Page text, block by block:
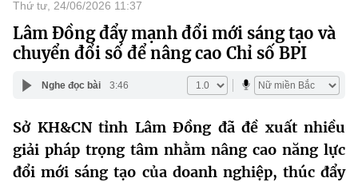
Danh mục
Trang chủ
Giới thiệu
Chức năng nhiệm vụ
Cơ cấu tổ chức
Tin tức sự kiện
Khoa học và Công nghệ
Dịch vụ công
Thứ tư, 24/06/2026 11:37
Lâm Đồng đẩy mạnh đổi mới sáng tạo và
chuyển đổi số để nâng cao Chỉ số BPI
Nghe đọc bài 3:46
Sở KH&CN tỉnh Lâm Đồng đã đề xuất nhiều
giải pháp trọng tâm nhằm nâng cao năng lực
đổi mới sáng tạo của doanh nghiệp, thúc đẩy